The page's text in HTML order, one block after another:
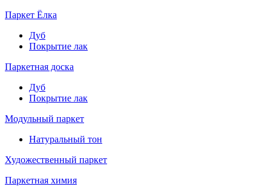
Паркет Ёлка
Дуб
Покрытие лак
Паркетная доска
Дуб
Покрытие лак
Модульный паркет
Натуральный тон
Художественный паркет
Паркетная химия